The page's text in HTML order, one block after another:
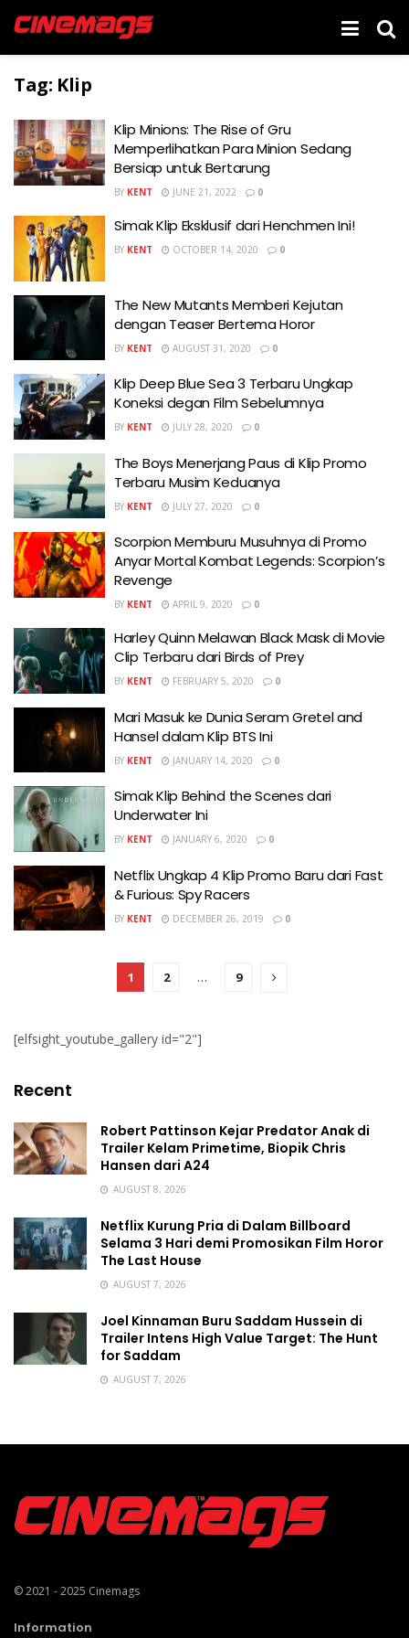
Tag: Klip
Klip Minions: The Rise of Gru
Memperlihatkan Para Minion Sedang
Bersiap untuk Bertarung
BY KENT JUNE 21, 2022 0
Simak Klip Eksklusif dari Henchmen Ini!
BY KENT OCTOBER 14, 2020 0
The New Mutants Memberi Kejutan
dengan Teaser Bertema Horor
BY KENT AUGUST 31, 2020 0
Klip Deep Blue Sea 3 Terbaru Ungkap
Koneksi degan Film Sebelumnya
BY KENT JULY 28, 2020 0
The Boys Menerjang Paus di Klip Promo
Terbaru Musim Keduanya
BY KENT JULY 27, 2020 0
Scorpion Memburu Musuhnya di Promo
Anyar Mortal Kombat Legends: Scorpion’s
Revenge
BY KENT APRIL 9, 2020 0
Harley Quinn Melawan Black Mask di Movie
Clip Terbaru dari Birds of Prey
BY KENT FEBRUARY 5, 2020 0
Mari Masuk ke Dunia Seram Gretel and
Hansel dalam Klip BTS Ini
BY KENT JANUARY 14, 2020 0
Simak Klip Behind the Scenes dari
Underwater Ini
BY KENT JANUARY 6, 2020 0
Netflix Ungkap 4 Klip Promo Baru dari Fast
& Furious: Spy Racers
BY KENT DECEMBER 26, 2019 0
1 2 … 9
[elfsight_youtube_gallery id="2"]
Recent
Robert Pattinson Kejar Predator Anak di
Trailer Kelam Primetime, Biopik Chris
Hansen dari A24
AUGUST 8, 2026
Netflix Kurung Pria di Dalam Billboard
Selama 3 Hari demi Promosikan Film Horor
The Last House
AUGUST 7, 2026
Joel Kinnaman Buru Saddam Hussein di
Trailer Intens High Value Target: The Hunt
for Saddam
AUGUST 7, 2026
© 2021 - 2025 Cinemags
Information